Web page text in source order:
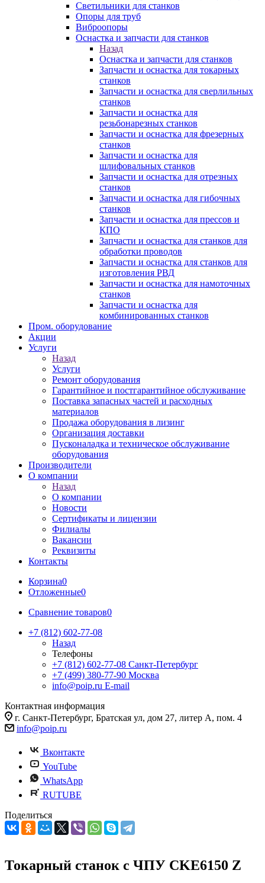
Светильники для станков
Опоры для труб
Виброопоры
Оснастка и запчасти для станков
Назад
Оснастка и запчасти для станков
Запчасти и оснастка для токарных
станков
Запчасти и оснастка для сверлильных
станков
Запчасти и оснастка для
резьбонарезных станков
Запчасти и оснастка для фрезерных
станков
Запчасти и оснастка для
шлифовальных станков
Запчасти и оснастка для отрезных
станков
Запчасти и оснастка для гибочных
станков
Запчасти и оснастка для прессов и
КПО
Запчасти и оснастка для станков для
обработки проводов
Запчасти и оснастка для станков для
изготовления РВД
Запчасти и оснастка для намоточных
станков
Запчасти и оснастка для
комбинированных станков
Пром. оборудование
Акции
Услуги
Назад
Услуги
Ремонт оборудования
Гарантийное и постгарантийное обслуживание
Поставка запасных частей и расходных
материалов
Продажа оборудования в лизинг
Организация доставки
Пусконаладка и техническое обслуживание
оборудования
Производители
О компании
Назад
О компании
Новости
Сертификаты и лицензии
Филиалы
Вакансии
Реквизиты
Контакты
Корзина0
Отложенные0
Сравнение товаров0
+7 (812) 602-77-08
Назад
Телефоны
+7 (812) 602-77-08 Санкт-Петербург
+7 (499) 380-77-90 Москва
info@poip.ru E-mail
Контактная информация
г. Санкт-Петербург, Братская ул, дом 27, литер А, пом. 4
info@poip.ru
Вконтакте
YouTube
WhatsApp
RUTUBE
Поделиться
Токарный станок с ЧПУ CKE6150 Z